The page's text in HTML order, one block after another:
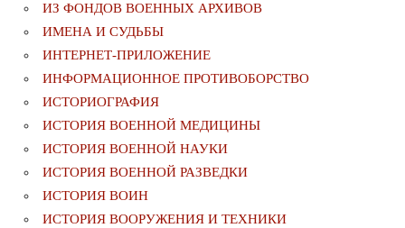
ИЗ ФОНДОВ ВОЕННЫХ АРХИВОВ
ИМЕНА И СУДЬБЫ
ИНТЕРНЕТ-ПРИЛОЖЕНИЕ
ИНФОРМАЦИОННОЕ ПРОТИВОБОРСТВО
ИСТОРИОГРАФИЯ
ИСТОРИЯ ВОЕННОЙ МЕДИЦИНЫ
ИСТОРИЯ ВОЕННОЙ НАУКИ
ИСТОРИЯ ВОЕННОЙ РАЗВЕДКИ
ИСТОРИЯ ВОИН
ИСТОРИЯ ВООРУЖЕНИЯ И ТЕХНИКИ